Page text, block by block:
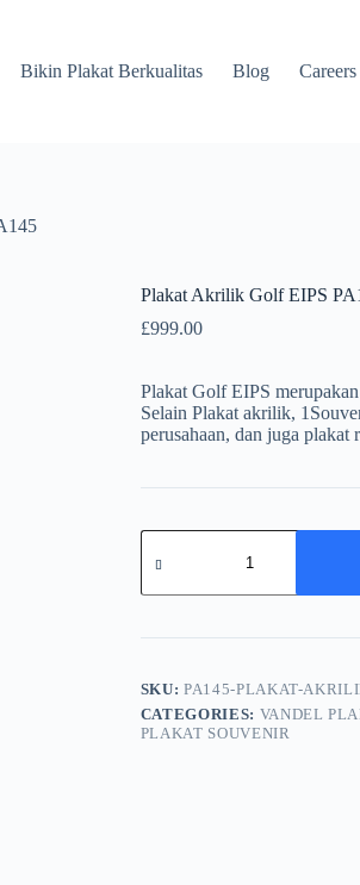
Bikin Plakat Berkualitas Blog Careers
Plakat Akrilik Golf EIPS
£999.00
Plakat Golf EIPS
Selain Plakat akrilik,
perusahaan, dan juga
Plakat
Akrilik
EIPS
quantity
SKU:PA145-PLAKAT-
CATEGORIES: VANDEL
PLAKAT SOUVENIR